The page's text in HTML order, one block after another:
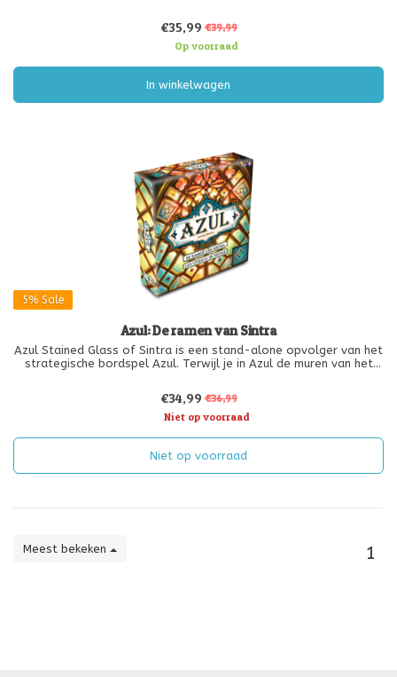
tijdens
€35,99 €39,99
Op voorraad
In winkelwagen
5% Sale
Azul: De ramen van Sintra
Azul Stained Glass of Sintra is een stand-alone opvolger van het
strategische bordspel Azul. Terwijl je in Azul de muren van het
€34,99 €36,99
Niet op voorraad
Niet op voorraad
Meest bekeken 1